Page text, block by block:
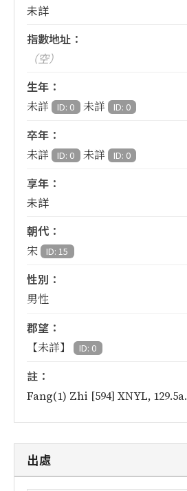
未詳
指數地址：
（空）
生年：
未詳 ID: 0 未詳 ID: 0
卒年：
未詳 ID: 0 未詳 ID: 0
享年：
未詳
朝代：
宋 ID: 15
性別：
男性
郡望：
【未詳】 ID: 0
註：
Fang(1) Zhi [594] XNYL, 129.5a.
出處